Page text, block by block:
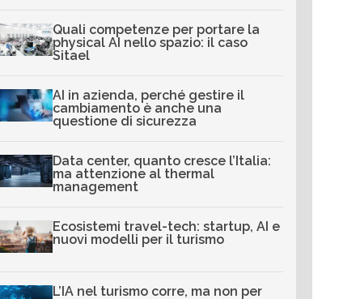
Quali competenze per portare la
physical AI nello spazio: il caso
Sitael
AI in azienda, perché gestire il
cambiamento è anche una
questione di sicurezza
Data center, quanto cresce l’Italia:
ma attenzione al thermal
management
Ecosistemi travel-tech: startup, AI e
nuovi modelli per il turismo
L’IA nel turismo corre, ma non per